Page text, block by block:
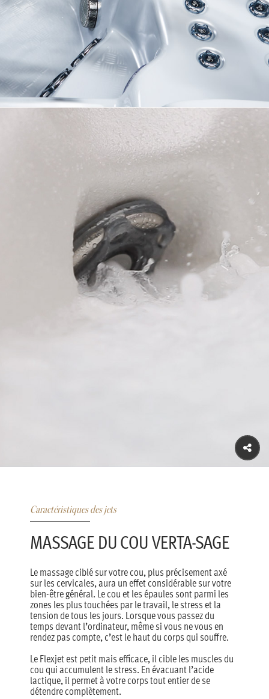
Caractéristiques des jets
MASSAGE DU COU VERTA-SAGE
Le massage ciblé sur votre cou, plus précisement axé
sur les cervicales, aura un effet considérable sur votre
bien-être général. Le cou et les épaules sont parmi les
zones les plus touchées par le travail, le stress et la
tension de tous les jours. Lorsque vous passez du
temps devant l’ordinateur, même si vous ne vous en
rendez pas compte, c’est le haut du corps qui souffre.
Le Flexjet est petit mais efficace, il cible les muscles du
cou qui accumulent le stress. En évacuant l’acide
lactique, il permet à votre corps tout entier de se
détendre complètement.